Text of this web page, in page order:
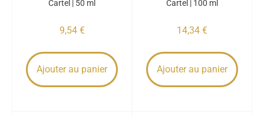
Cartel | 50 ml
9,54 €
Ajouter au panier
Cartel | 100 ml
14,34 €
Ajouter au panier